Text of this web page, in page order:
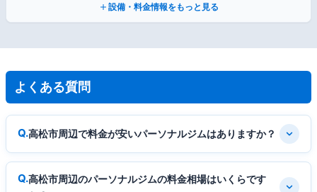
設備・料金情報をもっと見る
よくある質問
高松市周辺で料金が安いパーソナルジムはありますか？
高松市周辺のパーソナルジムの料金相場はいくらです